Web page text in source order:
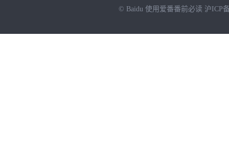
© Baidu 使用爱番番前必读 沪ICP